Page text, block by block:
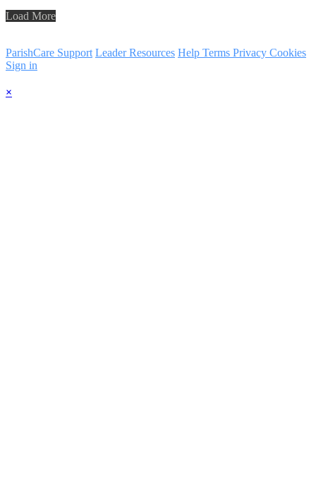
Load More
ParishCare Support Leader Resources Help Terms Privacy Cookies
Sign in
×